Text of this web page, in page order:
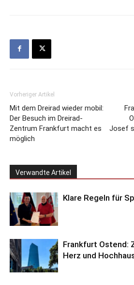
Vorheriger Artikel
Mit dem Dreirad wieder mobil:
Der Besuch im Dreirad-
Zentrum Frankfurt macht es
möglich
Josef
Verwandte Artikel
Klare Regeln für
Frankfurt Ostend:
Herz und